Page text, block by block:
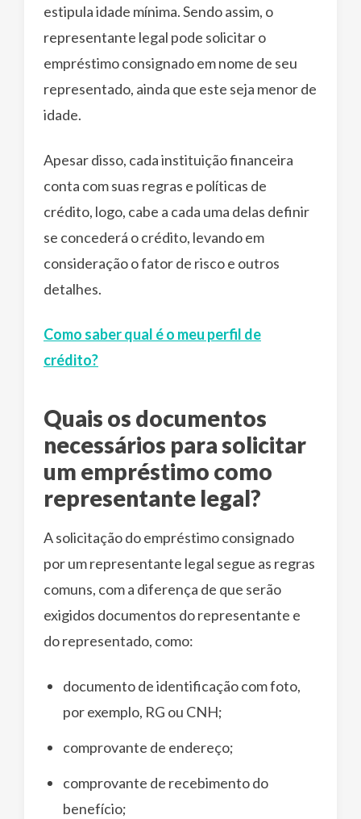
estipula idade mínima. Sendo assim, o
representante legal pode solicitar o
empréstimo consignado em nome de seu
representado, ainda que este seja menor de
idade.
Apesar disso, cada instituição financeira
conta com suas regras e políticas de
crédito, logo, cabe a cada uma delas definir
se concederá o crédito, levando em
consideração o fator de risco e outros
detalhes.
Como saber qual é o meu perfil de
crédito?
Quais os documentos
necessários para solicitar
um empréstimo como
representante legal?
A solicitação do empréstimo consignado
por um representante legal segue as regras
comuns, com a diferença de que serão
exigidos documentos do representante e
do representado, como:
documento de identificação com foto,
por exemplo, RG ou CNH;
comprovante de endereço;
comprovante de recebimento do
benefício;